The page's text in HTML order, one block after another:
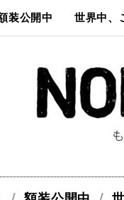
装公開中 世界中、